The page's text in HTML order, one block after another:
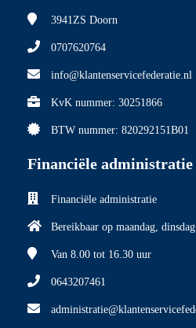
3941ZS Doorn
0707620764
info@klantenservicefederatie.nl
KvK nummer: 30251866
BTW nummer: 820292151B01
Financiële administratie
Financiële administratie
Bereikbaar op maandag,
Van 8.00 tot 16.30 uur
0643207461